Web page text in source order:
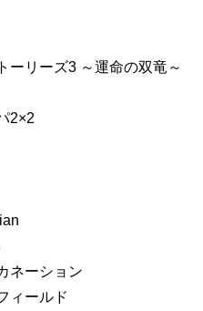
ーリーズ3 ～運命の双竜～
2×2
ネーション
ィールド